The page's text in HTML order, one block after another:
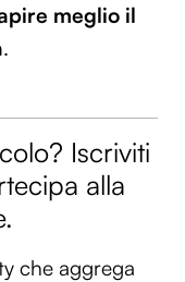
meglio il
.
Iscriviti
alla
che aggrega